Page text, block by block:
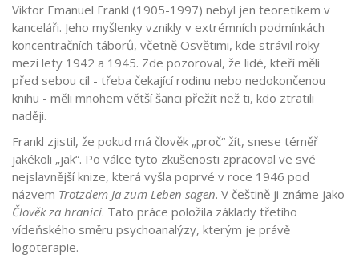
Viktor Emanuel Frankl (1905-1997) nebyl jen teoretikem v
kanceláři. Jeho myšlenky vznikly v extrémních podmínkách
koncentračních táborů, včetně Osvětimi, kde strávil roky
mezi lety 1942 a 1945. Zde pozoroval, že lidé, kteří měli
před sebou cíl - třeba čekající rodinu nebo nedokončenou
knihu - měli mnohem větší šanci přežít než ti, kdo ztratili
naději.
Frankl zjistil, že pokud má člověk „proč“ žít, snese téměř
jakékoli „jak“. Po válce tyto zkušenosti zpracoval ve své
nejslavnější knize, která vyšla poprvé v roce 1946 pod
názvem Trotzdem Ja zum Leben sagen. V češtině ji známe jako
Člověk za hranicí. Tato práce položila základy třetího
vídeňského směru psychoanalýzy, kterým je právě
logoterapie.